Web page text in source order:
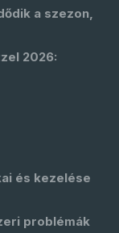
a szezon,
2026:
és kezelése
problémák